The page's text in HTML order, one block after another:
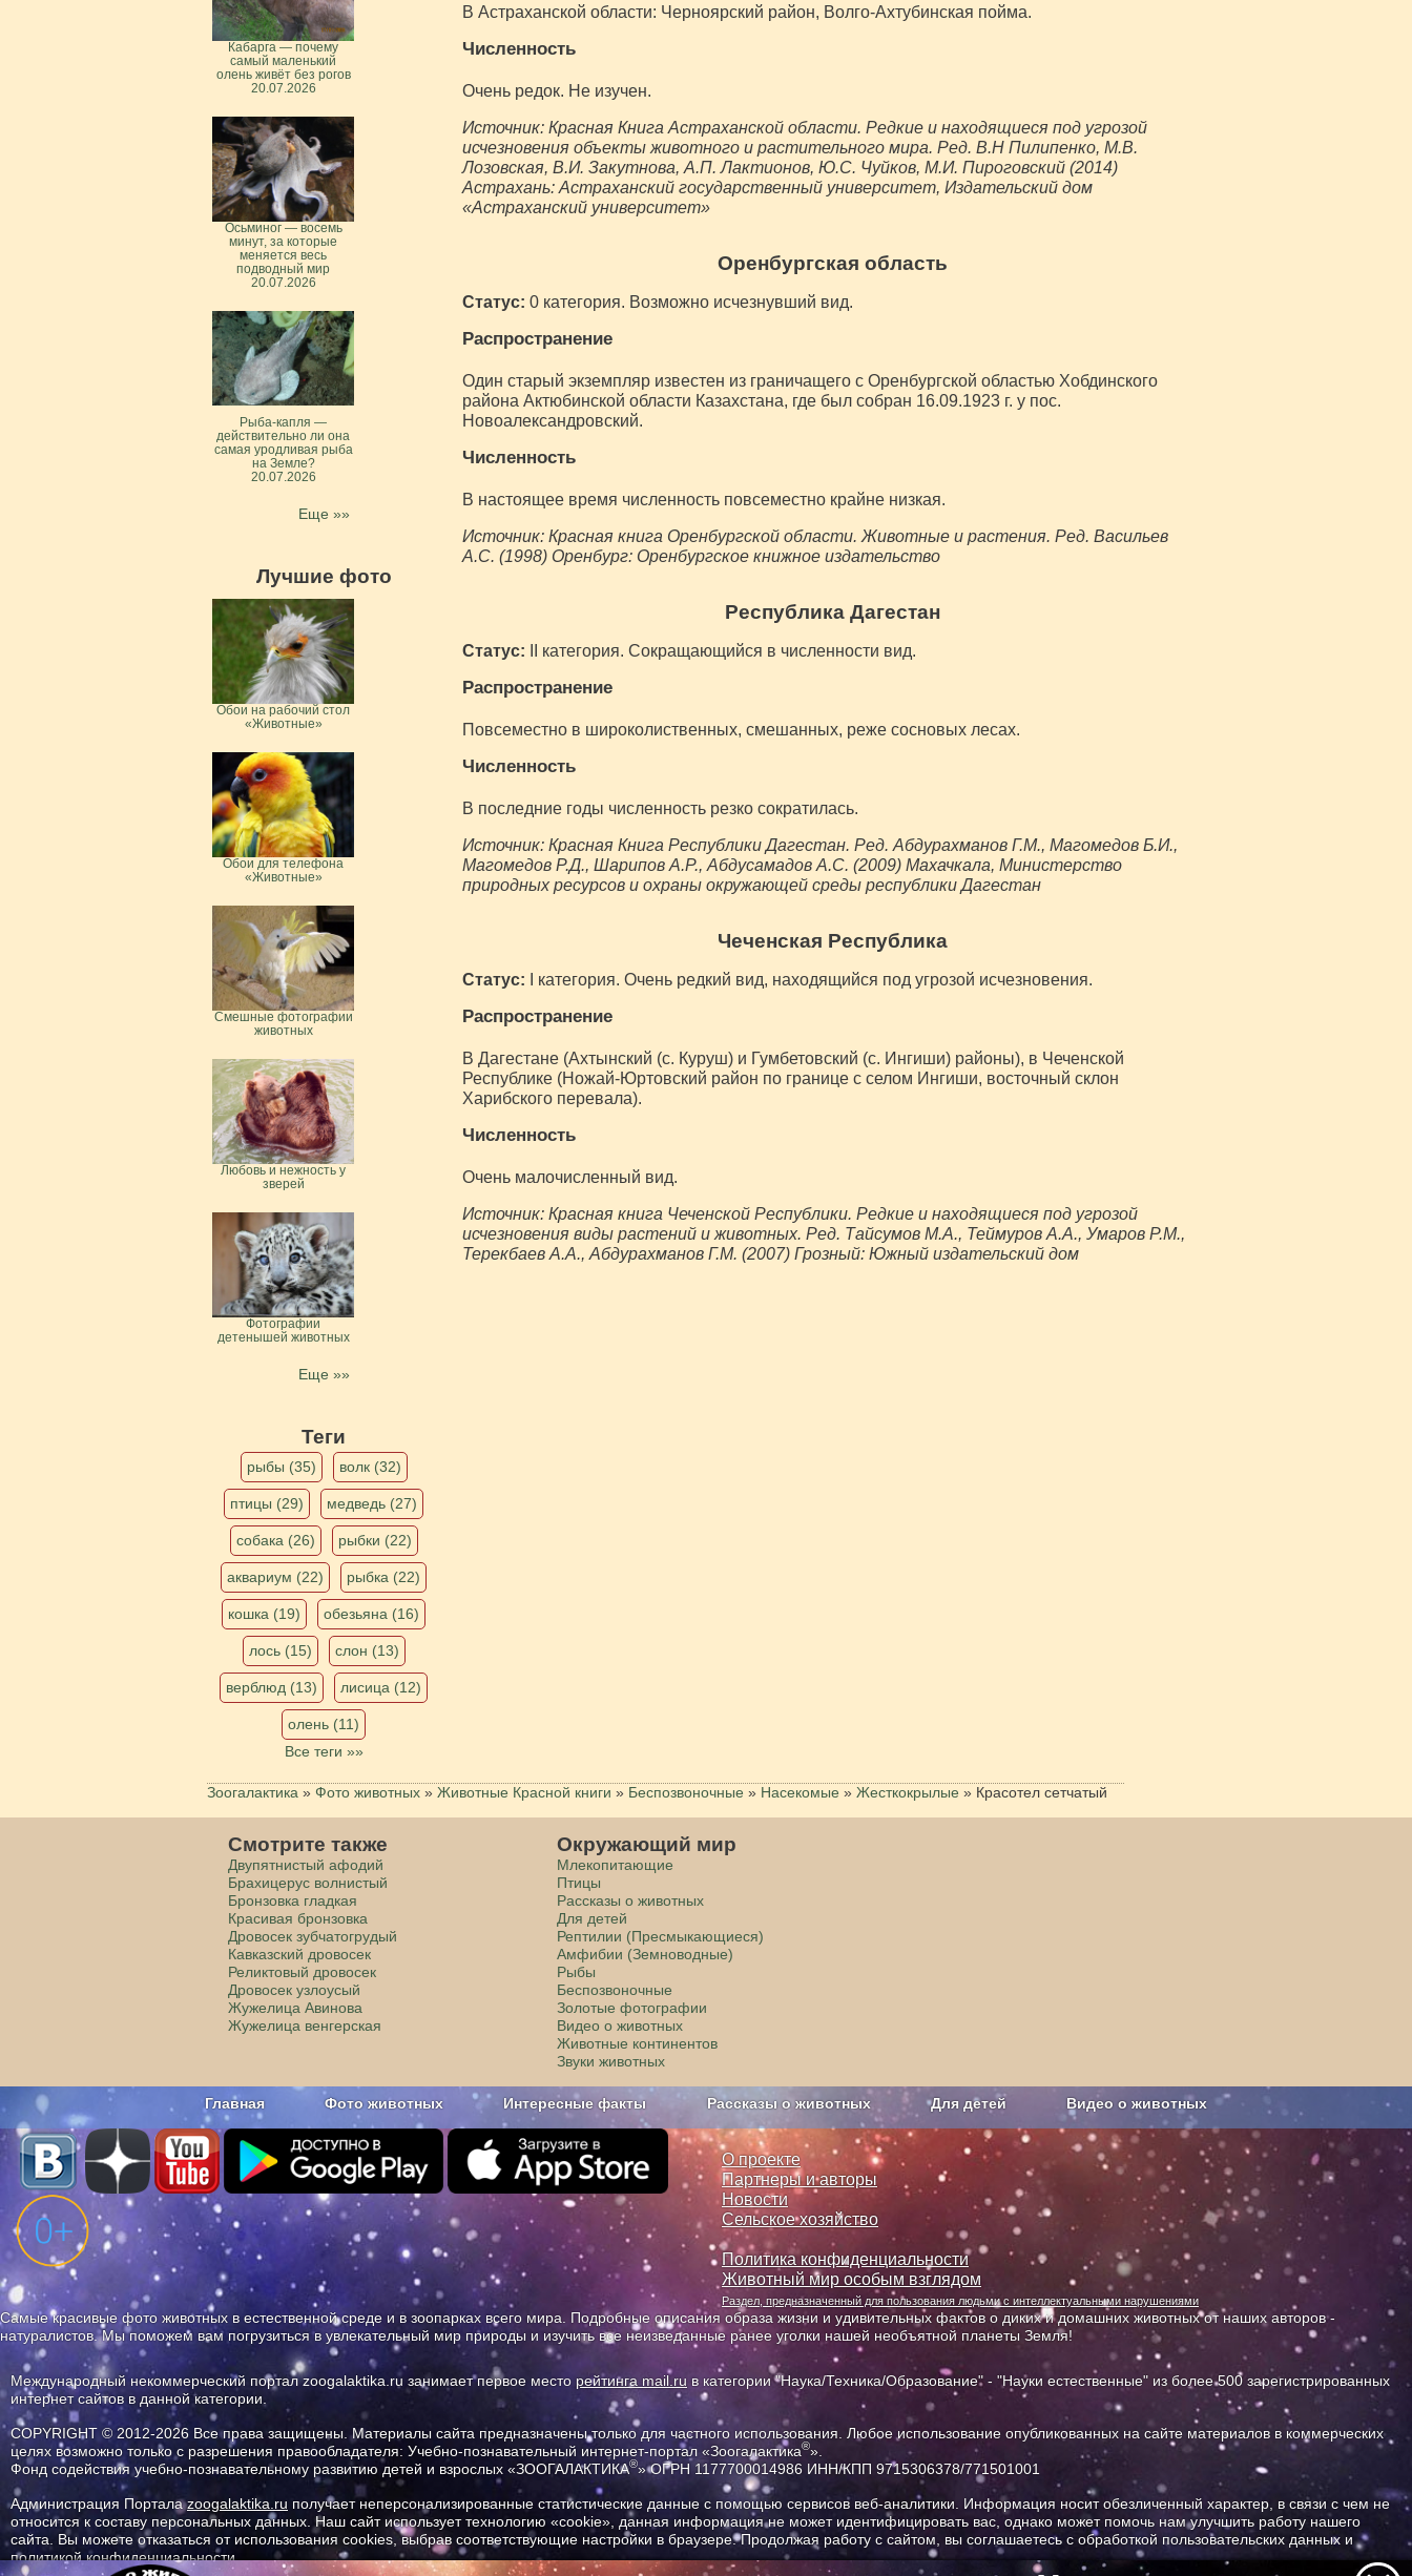
В Астраханской области: Черноярский район, Волго-Ахтубинская пойма.
Численность
Очень редок. Не изучен.
Источник: Красная Книга Астраханской области. Редкие и находящиеся под угрозой
исчезновения объекты животного и растительного мира. Ред. В.Н Пилипенко, М.В.
Лозовская, В.И. Закутнова, А.П. Лактионов, Ю.С. Чуйков, М.И. Пироговский (2014)
Астрахань: Астраханский государственный университет, Издательский дом
«Астраханский университет»
Оренбургская область
Статус: 0 категория. Возможно исчезнувший вид.
Распространение
Один старый экземпляр известен из граничащего с Оренбургской областью Хобдинского
района Актюбинской области Казахстана, где был собран 16.09.1923 г. у пос.
Новоалександровский.
Численность
В настоящее время численность повсеместно крайне низкая.
Источник: Красная книга Оренбургской области. Животные и растения. Ред. Васильев
А.С. (1998) Оренбург: Оренбургское книжное издательство
Республика Дагестан
Статус: II категория. Сокращающийся в численности вид.
Распространение
Повсеместно в широколиственных, смешанных, реже сосновых лесах.
Численность
В последние годы численность резко сократилась.
Источник: Красная Книга Республики Дагестан. Ред. Абдурахманов Г.М., Магомедов Б.И.,
Магомедов Р.Д., Шарипов А.Р., Абдусамадов А.С. (2009) Махачкала, Министерство
природных ресурсов и охраны окружающей среды республики Дагестан
Чеченская Республика
Статус: I категория. Очень редкий вид, находящийся под угрозой исчезновения.
Распространение
В Дагестане (Ахтынский (с. Куруш) и Гумбетовский (с. Ингиши) районы), в Чеченской
Республике (Ножай-Юртовский район по границе с селом Ингиши, восточный склон
Харибского перевала).
Численность
Очень малочисленный вид.
Источник: Красная книга Чеченской Республики. Редкие и находящиеся под угрозой
исчезновения виды растений и животных. Ред. Тайсумов М.А., Теймуров А.А., Умаров Р.М.,
Терекбаев А.А., Абдурахманов Г.М. (2007) Грозный: Южный издательский дом
Кабарга — почему
самый маленький
олень живёт без рогов
20.07.2026
Осьминог — восемь
минут, за которые
меняется весь
подводный мир
20.07.2026
Рыба-капля —
действительно ли она
самая уродливая рыба
на Земле?
20.07.2026
Еще »»
Лучшие фото
Обои на рабочий стол
«Животные»
Обои для телефона
«Животные»
Смешные фотографии
животных
Любовь и нежность у
зверей
Фотографии
детенышей животных
Еще »»
Теги
рыбы (35) волк (32)
птицы (29) медведь (27)
собака (26) рыбки (22)
аквариум (22) рыбка (22)
кошка (19) обезьяна (16)
лось (15) слон (13)
верблюд (13) лисица (12)
олень (11)
Все теги »»
Зоогалактика » Фото животных » Животные Красной книги » Беспозвоночные » Насекомые » Жесткокрылые » Красотел сетчатый
Смотрите также
Двупятнистый афодий
Брахицерус волнистый
Бронзовка гладкая
Красивая бронзовка
Дровосек зубчатогрудый
Кавказский дровосек
Реликтовый дровосек
Дровосек узлоусый
Жужелица Авинова
Жужелица венгерская
Окружающий мир
Млекопитающие
Птицы
Рассказы о животных
Для детей
Рептилии (Пресмыкающиеся)
Амфибии (Земноводные)
Рыбы
Беспозвоночные
Золотые фотографии
Видео о животных
Животные континентов
Звуки животных
Главная Фото животных Интересные факты Рассказы о животных Для детей Видео о животных
Наши приложения. Бесплатно и без рекламы О проекте Сельское хозяйство
О проекте
Партнеры и авторы
Новости
Сельское хозяйство
Политика конфиденциальности
Животный мир особым взглядом
Раздел, предназначенный для пользования людьми с интеллектуальными нарушениями
Самые красивые фото животных в естественной среде и в зоопарках всего мира. Подробные описания образа жизни и удивительных фактов о диких и домашних животных от наших авторов -
натуралистов. Мы поможем вам погрузиться в увлекательный мир природы и изучить все неизведанные ранее уголки нашей необъятной планеты Земля!
Международный некоммерческий портал zoogalaktika.ru занимает первое место рейтинга mail.ru в категории "Наука/Техника/Образование" - "Науки естественные" из более 500 зарегистрированных
интернет сайтов в данной категории.
COPYRIGHT © 2012-2026 Все права защищены. Материалы сайта предназначены только для частного использования. Любое использование опубликованных на сайте материалов в коммерческих
целях возможно только с разрешения правообладателя: Учебно-познавательный интернет-портал «Зоогалактика®».
Фонд содействия учебно-познавательному развитию детей и взрослых «ЗООГАЛАКТИКА®» ОГРН 1177700014986 ИНН/КПП 9715306378/771501001
Администрация Порталаzoogalaktika.ru получает неперсонализированные статистические данные с помощью сервисов веб-аналитики. Информация носит обезличенный характер, в связи с чем не
относится к составу персональных данных. Наш сайт использует технологию «cookie», данная информация не может идентифицировать вас, однако может помочь нам улучшить работу нашего
сайта. Вы можете отказаться от использования cookies, выбрав соответствующие настройки в браузере. Продолжая работу с сайтом, вы соглашаетесь с обработкой пользовательских данных и
политикой конфиденциальности.